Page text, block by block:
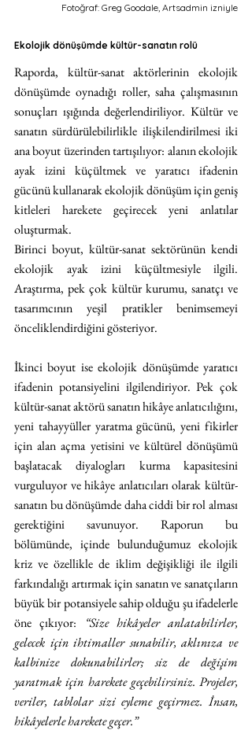
Fotoğraf: Greg Goodale, Artsadmin izniyle
Ekolojik dönüşümde kültür-sanatın rolü
Raporda, kültür-sanat aktörlerinin ekolojik
dönüşümde oynadığı roller, saha çalışmasının
sonuçları ışığında değerlendiriliyor. Kültür ve
sanatın sürdürülebilirlikle ilişkilendirilmesi iki
ana boyut üzerinden tartışılıyor: alanın ekolojik
ayak izini küçültmek ve yaratıcı ifadenin
gücünü kullanarak ekolojik dönüşüm için geniş
kitleleri harekete geçirecek yeni anlatılar
oluşturmak.
Birinci boyut, kültür-sanat sektörünün kendi
ekolojik ayak izini küçültmesiyle ilgili.
Araştırma, pek çok kültür kurumu, sanatçı ve
tasarımcının yeşil pratikler benimsemeyi
önceliklendirdiğini gösteriyor.
İkinci boyut ise ekolojik dönüşümde yaratıcı
ifadenin potansiyelini ilgilendiriyor. Pek çok
kültür-sanat aktörü sanatın hikâye anlatıcılığını,
yeni tahayyüller yaratma gücünü, yeni fikirler
için alan açma yetisini ve kültürel dönüşümü
başlatacak diyalogları kurma kapasitesini
vurguluyor ve hikâye anlatıcıları olarak kültür-
sanatın bu dönüşümde daha ciddi bir rol alması
gerektiğini savunuyor. Raporun bu
bölümünde, içinde bulunduğumuz ekolojik
kriz ve özellikle de iklim değişikliği ile ilgili
farkındalığı artırmak için sanatın ve sanatçıların
büyük bir potansiyele sahip olduğu şu ifadelerle
öne çıkıyor:
“Size hikâyeler anlatabilirler,
gelecek için ihtimaller sunabilir, aklınıza ve
kalbinize dokunabilirler; siz de değişim
yaratmak için harekete geçebilirsiniz. Projeler,
veriler, tablolar sizi eyleme geçirmez. İnsan,
hikâyelerle harekete geçer.”